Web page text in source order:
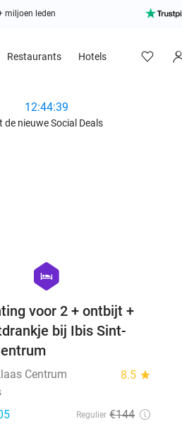
miljoen leden
Restaurants Hotels
12:44:37
de nieuwe Social Deals
hexagon
hotel
voor 2 + ontbijt +
bij Ibis Sint-
Centrum 8.5 star
Regulier €144